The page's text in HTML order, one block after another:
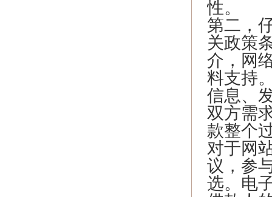
性。
第二，
关政策
介，网
料支持
信息、
双方需
款整个
对于网
议，参
选。电